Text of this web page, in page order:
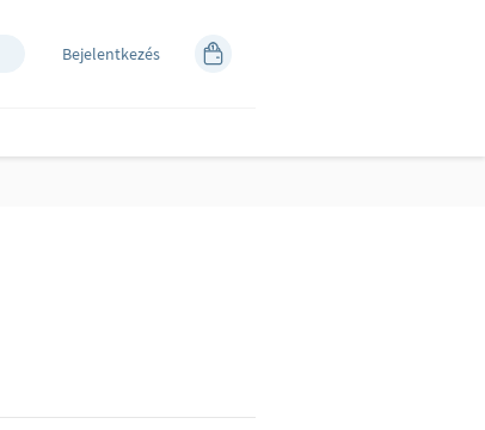
Bejelentkezés